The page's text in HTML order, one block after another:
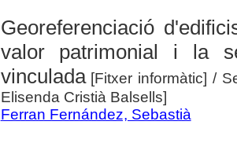
Georeferenciació
valor patrimonial i la
vinculada[Fitxer informàtic] /
Elisenda Cristià Balsells]
Ferran Fernández, Sebastià